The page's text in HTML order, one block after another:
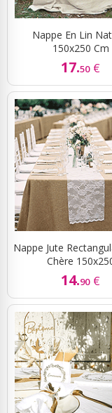
Nappe En Lin
150x250 Cm
17.50 €
Nappe Jute
Chère
14.90 €